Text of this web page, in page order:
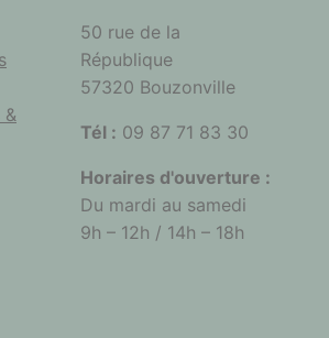
&
50 rue de la
République
57320 Bouzonville
Tél : 09 87 71 83 30
Horaires d'ouverture :
Du mardi au samedi
9h – 12h / 14h – 18h